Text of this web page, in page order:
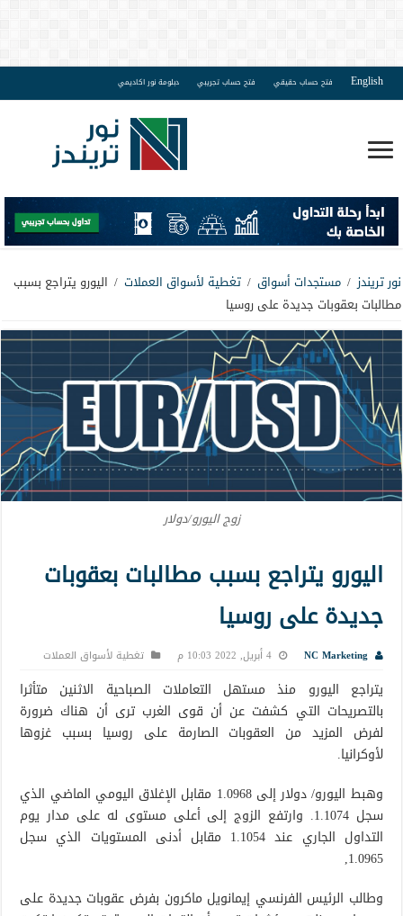
English فتح حساب حقيقي فتح حساب تجريبي دبلومة نور اكاديمي
نور تريندز / مستجدات أسواق / تغطية لأسواق العملات / اليورو يتراجع بسبب
مطالبات بعقوبات جديدة على روسيا
زوج اليورو/دولار
اليورو يتراجع بسبب مطالبات بعقوبات
جديدة على روسيا
NC Marketing 4 أبريل, 2022 10:03 م تغطية لأسواق العملات
يتراجع اليورو منذ مستهل التعاملات الصباحية الاثنين متأثرا
بالتصريحات التي كشفت عن أن قوى الغرب ترى أن هناك ضرورة
لفرض المزيد من العقوبات الصارمة على روسيا بسبب غزوها
لأوكرانيا.
وهبط اليورو/ دولار إلى 1.0968 مقابل الإغلاق اليومي الماضي الذي
سجل 1.1074. وارتفع الزوج إلى أعلى مستوى له على مدار يوم
التداول الجاري عند 1.1054 مقابل أدنى المستويات الذي سجل
1.0965,
وطالب الرئيس الفرنسي إيمانويل ماكرون بفرض عقوبات جديدة على